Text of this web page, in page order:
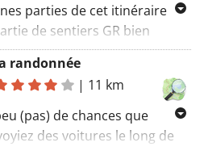
parties de cet itinéraire
de sentiers GR bien
(vous verrez les marquages
blanc le long de la route). Il
(aucune) chance que vous
des voitures sur cet
Le chemin de randonnée
randonnée
| 11 km
(pas) de chances que
des voitures le long de